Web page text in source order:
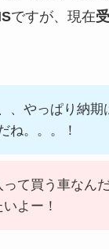
ですが、現在
、やっぱり納期
ね。。。！
て買う車なん
よー！